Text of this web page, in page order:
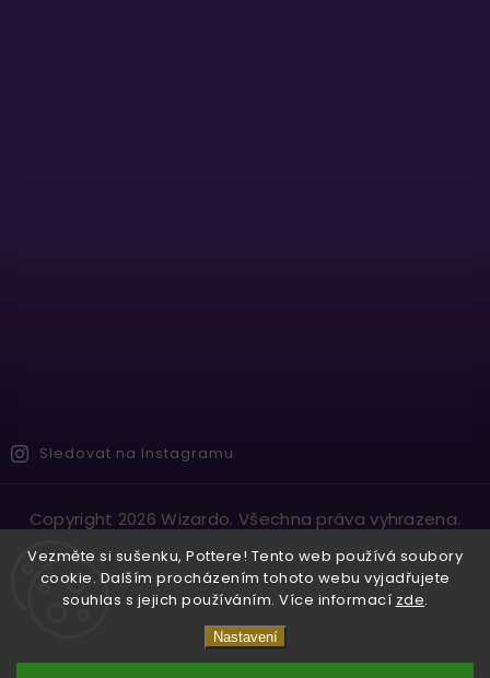
Vezměte si sušenku, Pottere! Tento web používá soubory
cookie. Dalším procházením tohoto webu vyjadřujete
souhlas s jejich používáním. Více informací zde.
Nastavení
Sledovat na Instagramu
Copyright 2026Wizardo. Všechna práva vyhrazena.
VytvořilShoptet| DesignShoptak.cz.